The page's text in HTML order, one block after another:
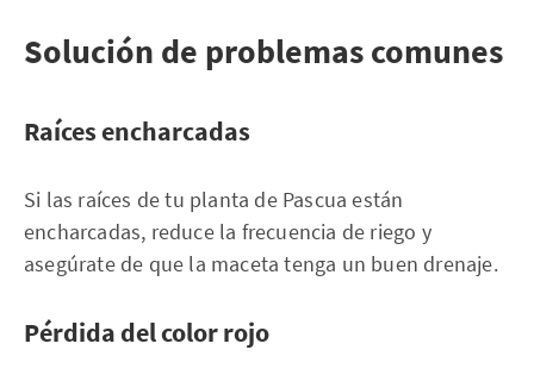
Solución de problemas comunes
Raíces encharcadas
Si las raíces de tu planta de Pascua están
encharcadas, reduce la frecuencia de riego y
asegúrate de que la maceta tenga un buen drenaje.
Pérdida del color rojo